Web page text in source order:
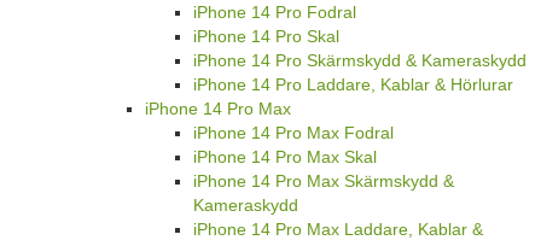
iPhone 14 Pro Fodral
iPhone 14 Pro Skal
iPhone 14 Pro Skärmskydd & Kameraskydd
iPhone 14 Pro Laddare, Kablar & Hörlurar
iPhone 14 Pro Max
iPhone 14 Pro Max Fodral
iPhone 14 Pro Max Skal
iPhone 14 Pro Max Skärmskydd &
Kameraskydd
iPhone 14 Pro Max Laddare, Kablar &